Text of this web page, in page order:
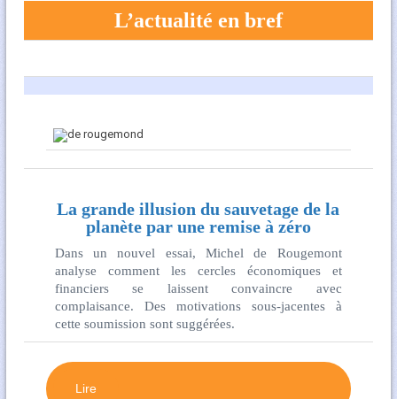
L’actualité en bref
La grande illusion du sauvetage de la
planète par une remise à zéro
Dans un nouvel essai, Michel de Rougemont
analyse comment les cercles économiques et
financiers se laissent convaincre avec
complaisance. Des motivations sous-jacentes à
cette soumission sont suggérées.
Lire